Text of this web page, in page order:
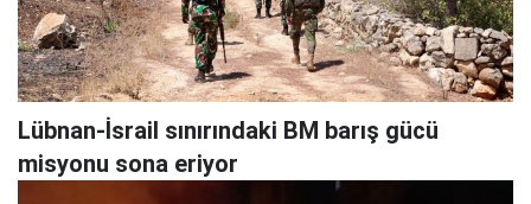
Lübnan-İsrail sınırındaki BM barış gücü
misyonu sona eriyor